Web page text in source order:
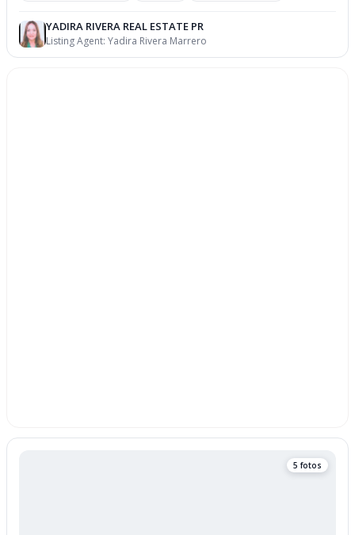
YADIRA RIVERA REAL ESTATE PR
Listing Agent:Yadira Rivera Marrero
5 fotos